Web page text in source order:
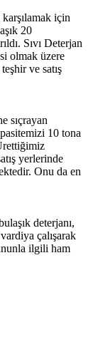
için
20
Sıvı Deterjan
olmak üzere
ve satış
sıçrayan
10 tona
yerlerinde
Onu da en
deterjanı,
çalışarak
ilgili ham